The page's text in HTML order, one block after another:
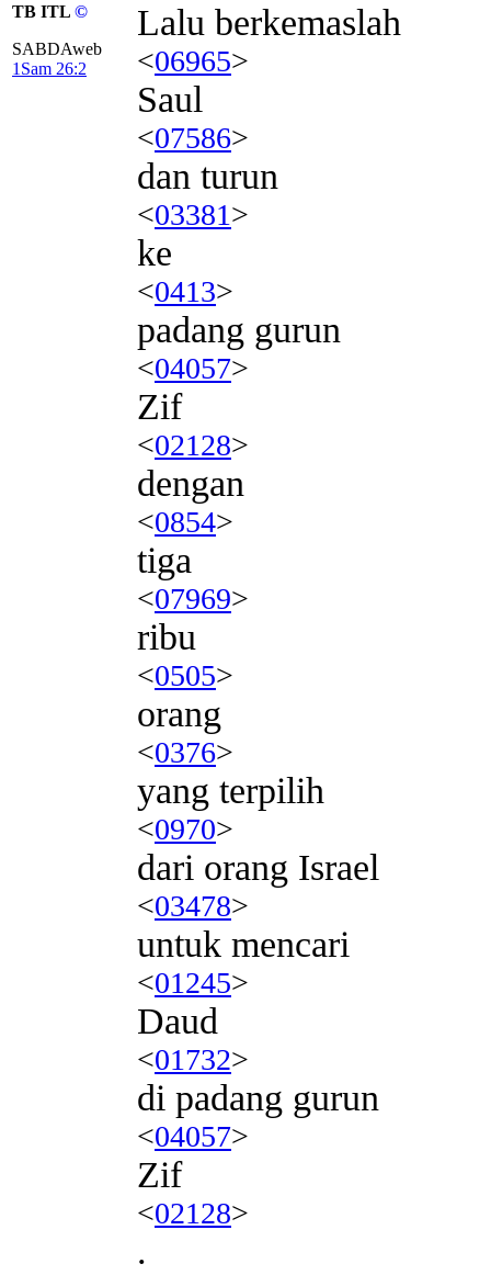
TB ITL ©
SABDAweb
1Sam 26:2
Lalu berkemaslah
<06965>
Saul
<07586>
dan turun
<03381>
ke
<0413>
padang gurun
<04057>
Zif
<02128>
dengan
<0854>
tiga
<07969>
ribu
<0505>
orang
<0376>
yang terpilih
<0970>
dari orang Israel
<03478>
untuk mencari
<01245>
Daud
<01732>
di padang gurun
<04057>
Zif
<02128>
.